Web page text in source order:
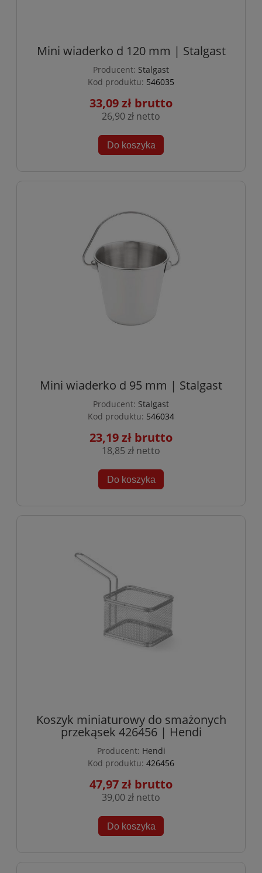
Mini wiaderko d 120 mm | Stalgast
Producent: Stalgast
Kod produktu: 546035
33,09 zł
26,90 zł
Do koszyka
Mini wiaderko d 95 mm | Stalgast
Producent: Stalgast
Kod produktu: 546034
23,19 zł
18,85 zł
Do koszyka
Koszyk miniaturowy do smażonych
przekąsek 426456 | Hendi
Producent: Hendi
Kod produktu: 426456
47,97 zł
39,00 zł
Do koszyka